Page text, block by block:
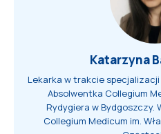
Katarzyna
Lekarka w trakcie
Absolwentka Collegium
Rydygiera w Bydgoszczy.
Collegium Medicum im.